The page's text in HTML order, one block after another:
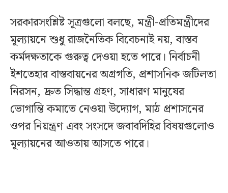
সরকারসংশ্লিষ্ট সূত্রগুলো বলছে, মন্ত্রী-প্রতিমন্ত্রীদের
মূল্যায়নে শুধু রাজনৈতিক বিবেচনাই নয়, বাস্তব
কর্মদক্ষতাকে গুরুত্ব দেওয়া হতে পারে। নির্বাচনী
ইশতেহার বাস্তবায়নের অগ্রগতি, প্রশাসনিক জটিলতা
নিরসন, দ্রুত সিদ্ধান্ত গ্রহণ, সাধারণ মানুষের
ভোগান্তি কমাতে নেওয়া উদ্যোগ, মাঠ প্রশাসনের
ওপর নিয়ন্ত্রণ এবং সংসদে জবাবদিহির বিষয়গুলোও
মূল্যায়নের আওতায় আসতে পারে।